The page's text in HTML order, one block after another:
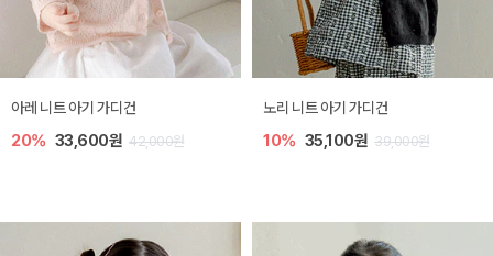
[SIZE ~6Y] 로메이 라운지 셋업
30% 18,200원 26,000원
밀라 아기 원피스
30% 23,800원 34,000원